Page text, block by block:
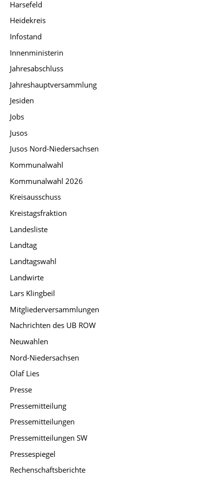
Harsefeld
Heidekreis
Infostand
Innenministerin
Jahresabschluss
Jahreshauptversammlung
Jesiden
Jobs
Jusos
Jusos Nord-Niedersachsen
Kommunalwahl
Kommunalwahl 2026
Kreisausschuss
Kreistagsfraktion
Landesliste
Landtag
Landtagswahl
Landwirte
Lars Klingbeil
Mitgliederversammlungen
Nachrichten des UB ROW
Neuwahlen
Nord-Niedersachsen
Olaf Lies
Presse
Pressemitteilung
Pressemitteilungen
Pressemitteilungen SW
Pressespiegel
Rechenschaftsberichte